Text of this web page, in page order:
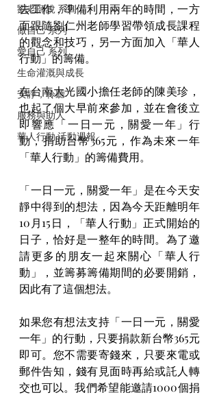
劉老師說 系列
做自己 系列
愛自己 系列
生命灌溉與成長
安靜，聆聽
服務與助人
華人行動 活動週報
去工作，準備利用兩年的時間，一方
面跟隨劉仁州老師學習帶領成長課程
的觀念和技巧，另一方面加入「華人
行動」的籌備。
在台南大光國小擔任老師的陳美珍，
也起了個大早前來參加，並在會後立
即響應「一日一元，關愛一年」行
動，捐助台幣365元，作為未來一年
「華人行動」的籌備費用。
「一日一元，關愛一年」是在今天安
靜中得到的想法，因為今天距離明年
10月15日，「華人行動」正式開始的
日子，恰好是一整年的時間。為了邀
請更多的朋友一起來關心「華人行
動」，並籌募籌備期間的必要開銷，
因此有了這個想法。
如果您有想法支持「一日一元，關愛
一年」的行動，只要捐款新台幣365元
即可。您不需要寄錢來，只要來電或
郵件告知，錢有見面時再給或託人轉
交也可以。我們希望能邀請1000個捐